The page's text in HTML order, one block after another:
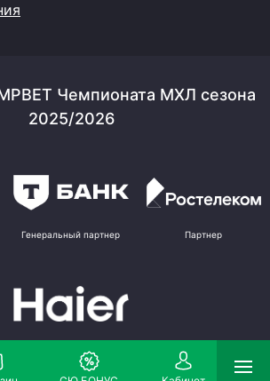
Чемпионата МХЛ сезона
2025/2026
Генеральный партнер Партнер